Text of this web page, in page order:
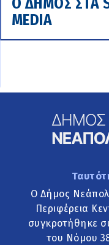
MEDIA
Ο Δήμος
Περιφέρεια
συγκροτήθηκε
του Νόμου